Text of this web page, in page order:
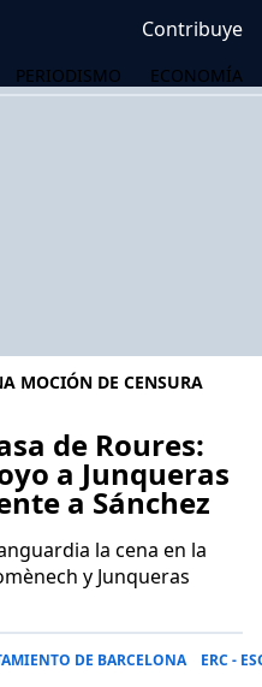
Contribuye
PERIODISMO ECONOMÍA
MOCIÓN DE CENSURA
de Roures:
a Junqueras
a Sánchez
la cena en la
y Junqueras
DE BARCELONA ERC -